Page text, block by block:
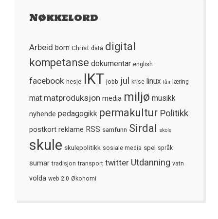
Nøkkelord
Arbeid born Christ data digital
kompetanse dokumentar english
facebook hesje IKT jobb jul krise linux lån læring
mat matproduksjon media miljø musikk
nyhende pedagogikk permakultur Politikk
postkort reklame RSS samfunn Sirdal skole
skule skulepolitikk sosiale media spel språk
sumar tradisjon transport twitter Utdanning vatn
volda web 2.0 Økonomi